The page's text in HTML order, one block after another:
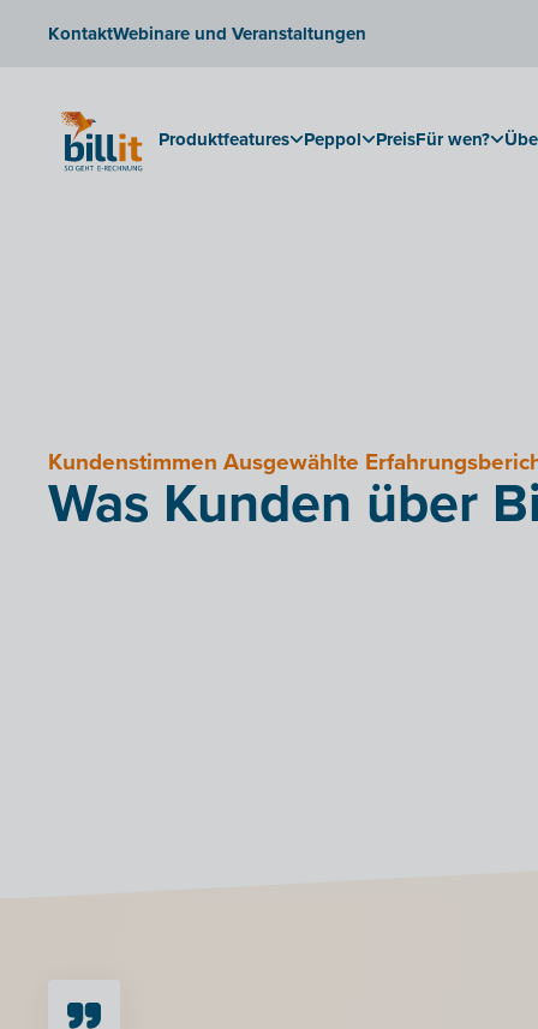
KontaktWebinare und Veranstaltungen
Produktfeatures Peppol PreisFür wen?
Kundenstimmen Ausgewählte
Was Kunden über